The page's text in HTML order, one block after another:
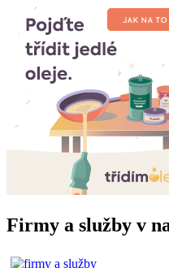
Firmy a služby v